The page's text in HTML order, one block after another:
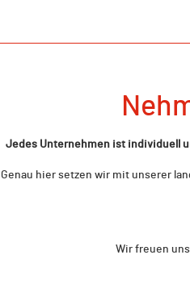
Jedes Unternehmen ist individuell
Genau hier setzen wir mit unserer
Wir freuen